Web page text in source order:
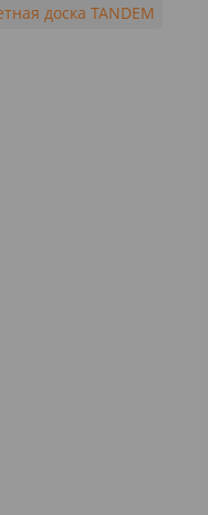
доска TANDEM